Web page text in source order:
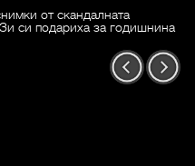
от скандалната
си подариха за годишнина